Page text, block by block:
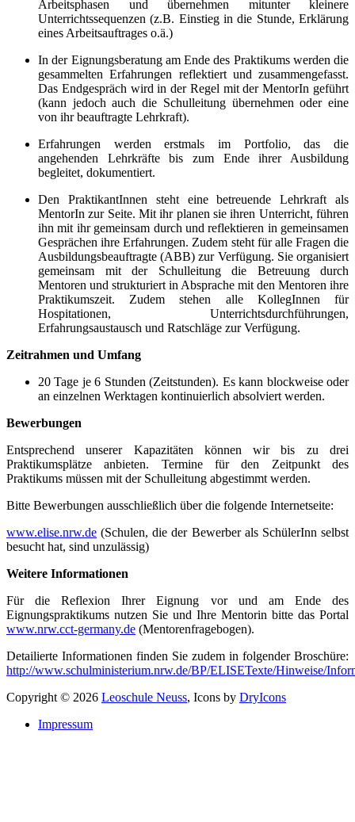
Arbeitsphasen und übernehmen mitunter kleinere
Unterrichtssequenzen (z.B. Einstieg in die Stunde, Erklärung
eines Arbeitsauftrages o.ä.)
In der Eignungsberatung am Ende des Praktikums werden die
gesammelten Erfahrungen reflektiert und zusammengefasst.
Das Endgespräch wird in der Regel mit der MentorIn geführt
(kann jedoch auch die Schulleitung übernehmen oder eine
von ihr beauftragte Lehrkraft).
Erfahrungen werden erstmals im Portfolio, das die
angehenden Lehrkräfte bis zum Ende ihrer Ausbildung
begleitet, dokumentiert.
Den PraktikantInnen steht eine betreuende Lehrkraft als
MentorIn zur Seite. Mit ihr planen sie ihren Unterricht, führen
ihn mit ihr gemeinsam durch und reflektieren in gemeinsamen
Gesprächen ihre Erfahrungen. Zudem steht für alle Fragen die
Ausbildungsbeauftragte (ABB) zur Verfügung. Sie organisiert
gemeinsam mit der Schulleitung die Betreuung durch
Mentoren und strukturiert in Absprache mit den Mentoren ihre
Praktikumszeit. Zudem stehen alle KollegInnen für
Hospitationen, Unterrichtsdurchführungen,
Erfahrungsaustausch und Ratschläge zur Verfügung.
Zeitrahmen und Umfang
20 Tage je 6 Stunden (Zeitstunden). Es kann blockweise oder
an einzelnen Werktagen kontinuierlich absolviert werden.
Bewerbungen
Entsprechend unserer Kapazitäten können wir bis zu drei
Praktikumsplätze anbieten. Termine für den Zeitpunkt des
Praktikums müssen mit der Schulleitung abgestimmt werden.
Bitte Bewerbungen ausschließlich über die folgende Internetseite:
www.elise.nrw.de (Schulen, die der Bewerber als SchülerInn selbst
besucht hat, sind unzulässig)
Weitere Informationen
Für die Reflexion Ihrer Eignung vor und am Ende des
Eignungspraktikums nutzen Sie und Ihre Mentorin bitte das Portal
www.nrw.cct-germany.de (Mentorenfragebogen).
Detailierte Informationen finden Sie zudem in folgender Broschüre:
http://www.schulministerium.nrw.de/BP/ELISETexte/Hinweise/
Copyright © 2026 Leoschule Neuss, Icons by DryIcons
Impressum